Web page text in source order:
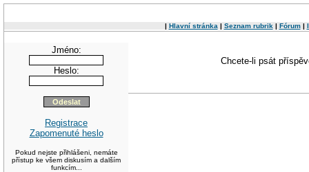
| Hlavní stránka | Seznam rubrik | Fórum|
Jméno:
Heslo:
Registrace
Zapomenuté heslo
Pokud nejste přihlášeni, nemáte
přístup ke všem diskusím a dalším
funkcím...
Chcete-li psát